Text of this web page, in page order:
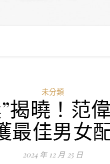
未分類
揭曉！范
最佳男女
2024 年 12 月 25 日